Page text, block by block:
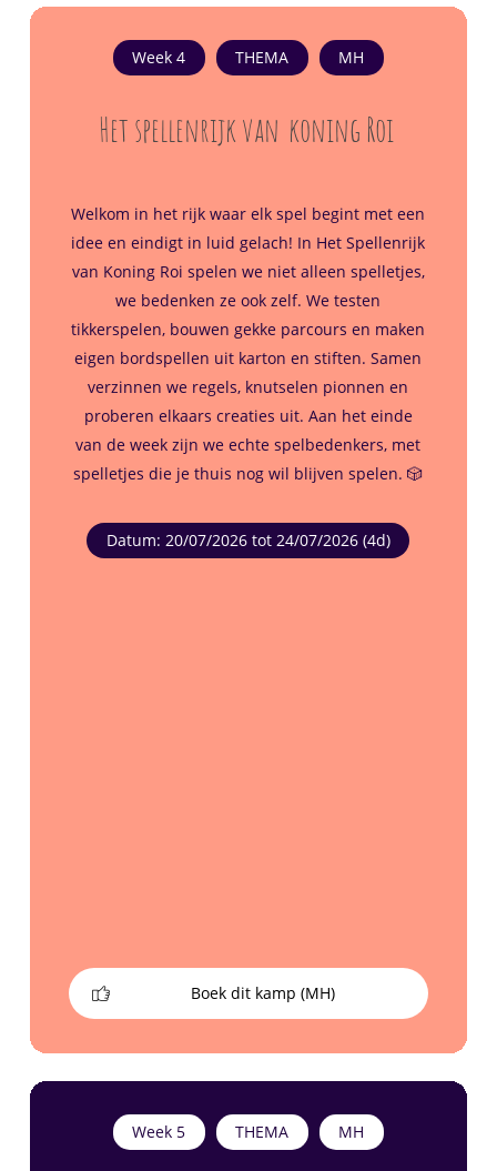
Week 4 THEMA MH
Het spellenrijk van koning Roi
Welkom in het rijk waar elk spel begint met een
idee en eindigt in luid gelach! In Het Spellenrijk
van Koning Roi spelen we niet alleen spelletjes,
we bedenken ze ook zelf. We testen
tikkerspelen, bouwen gekke parcours en maken
eigen bordspellen uit karton en stiften. Samen
verzinnen we regels, knutselen pionnen en
proberen elkaars creaties uit. Aan het einde
van de week zijn we echte spelbedenkers, met
spelletjes die je thuis nog wil blijven spelen. 🎲
Datum: 20/07/2026 tot 24/07/2026 (4d)
Boek dit kamp (MH)
Week 5 THEMA MH